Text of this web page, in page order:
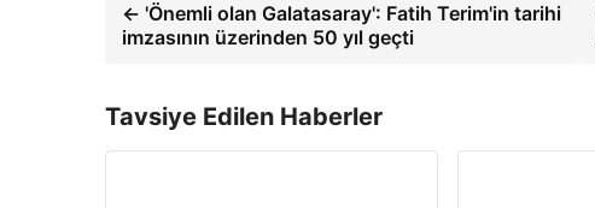
← 'Önemli olan Galatasaray': Fatih Terim'in tarihi
imzasının üzerinden 50 yıl geçti
Tavsiye Edilen Haberler